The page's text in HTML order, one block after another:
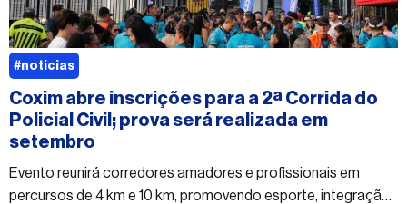
Coxim abre inscrições para a 2ª Corrida do
Policial Civil; prova será realizada em
setembro
Evento reunirá corredores amadores e profissionais em
percursos de 4 km e 10 km, promovendo esporte, integração
#noticias